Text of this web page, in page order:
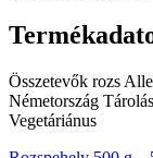
Összetevők rozs
Németország
Vegetáriánus